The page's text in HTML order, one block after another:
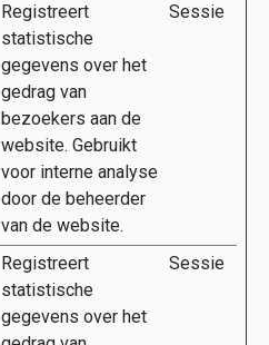
Registreert
statistische
gegevens over het
gedrag van
bezoekers aan de
website. Gebruikt
voor interne analyse
door de beheerder
van de website.
Sessie
Registreert
statistische
gegevens over het
Sessie